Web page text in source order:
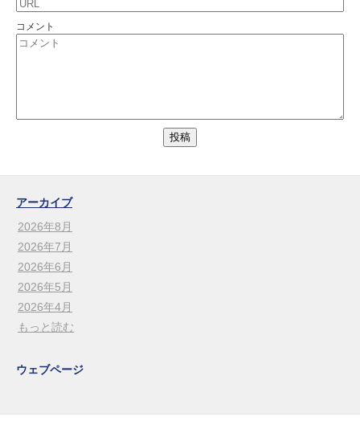
コメント
アーカイブ
2026年8月
2026年7月
2026年6月
2026年5月
2026年4月
もっと読む
ウェブページ